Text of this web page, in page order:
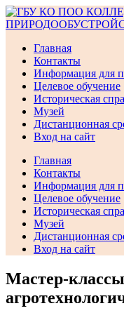
Перейти
к
Главная
Контакты
Информация для
Целевое обучение
Историческая
Музей
Дистанционная
Вход на сайт
Главная
Контакты
Информация для
Целевое обучение
Историческая
Музей
Дистанционная
Вход на сайт
Мастер-